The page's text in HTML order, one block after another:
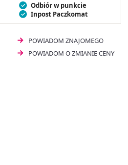
Odbiór w punkcie
Inpost Paczkomat
POWIADOM ZNAJOMEGO
POWIADOM O ZMIANIE CENY